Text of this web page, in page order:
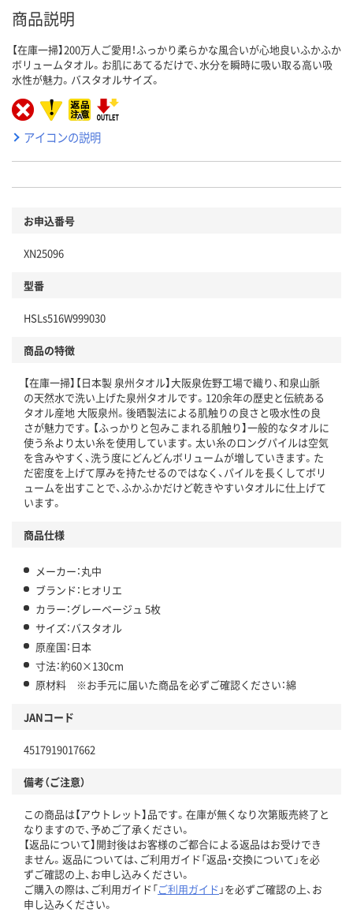
商品説明
【在庫一掃】200万人ご愛用！ふっかり柔らかな風合いが心地良いふかふか
ボリュームタオル。お肌にあてるだけで、水分を瞬時に吸い取る高い吸
水性が魅力。バスタオルサイズ。
アイコンの説明
お申込番号
XN25096
型番
HSLs516W999030
商品の特徴
【在庫一掃】【日本製 泉州タオル】大阪泉佐野工場で織り、和泉山脈
の天然水で洗い上げた泉州タオルです。120余年の歴史と伝統ある
タオル産地 大阪泉州。後晒製法による肌触りの良さと吸水性の良
さが魅力です。【ふっかりと包みこまれる肌触り】一般的なタオルに
使う糸より太い糸を使用しています。太い糸のロングパイルは空気
を含みやすく、洗う度にどんどんボリュームが増していきます。た
だ密度を上げて厚みを持たせるのではなく、パイルを長くしてボリ
ュームを出すことで、ふかふかだけど乾きやすいタオルに仕上げて
います。
商品仕様
メーカー：丸中
ブランド：ヒオリエ
カラー：グレーベージュ 5枚
サイズ：バスタオル
原産国：日本
寸法：約60×130cm
原材料 ※お手元に届いた商品を必ずご確認ください：綿
JANコード
4517919017662
備考（ご注意）
この商品は【アウトレット】品です。在庫が無くなり次第販売終了と
なりますので、予めご了承ください。
【返品について】開封後はお客様のご都合による返品はお受けでき
ません。返品については、ご利用ガイド「返品・交換について」を必
ずご確認の上、お申し込みください。
ご購入の際は、ご利用ガイド「ご利用ガイド 」を必ずご確認の上、お
申し込みください。